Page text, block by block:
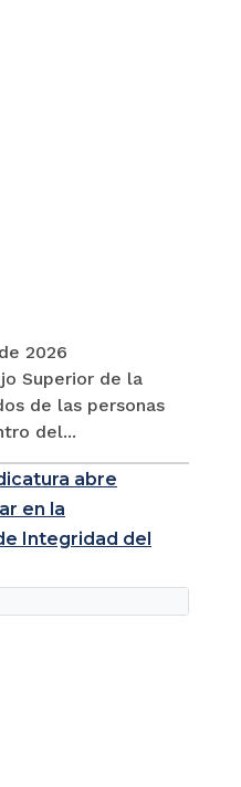
2026
Superior de la
de las personas
del...
abre
en la
Integridad del